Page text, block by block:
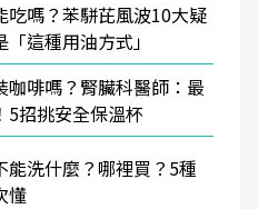
吃嗎？苯駢芘風波10大疑
這種用油方式」
咖啡嗎？腎臟科醫師：最
5招挑安全保溫杯
能洗什麼？哪裡買？5種
懂